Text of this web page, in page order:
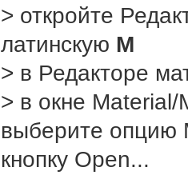
> откройте
латинскую M
> в Редакторе
> в окне Material/
выберите опцию
кнопку Open...